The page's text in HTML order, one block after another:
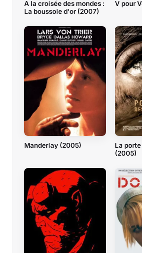
A la croisée des mondes :
La boussole d'or (2007)
V pour
Manderlay (2005)
La
(2005)